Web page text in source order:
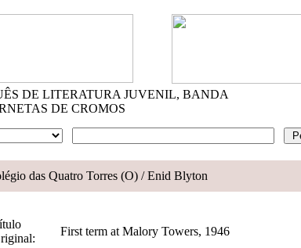
DE LITERATURA JUVENIL, BANDA
DE CROMOS
das Quatro Torres (O)/ Enid Blyton
First term at Malory Towers, 1946